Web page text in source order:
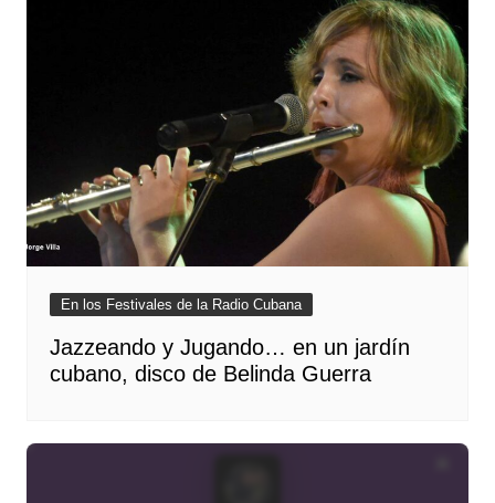
En los Festivales de la Radio Cubana
Jazzeando y Jugando… en un jardín
cubano, disco de Belinda Guerra